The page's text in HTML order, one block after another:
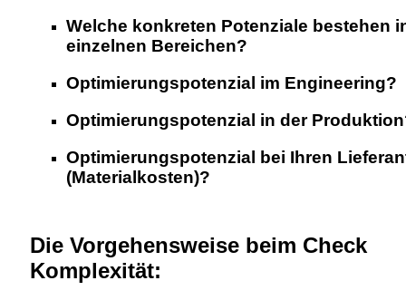
Welche konkreten Potenziale bestehen
einzelnen Bereichen?
Optimierungspotenzial im Engineering?
Optimierungspotenzial in der
Optimierungspotenzial bei Ihren
(Materialkosten)?
Die Vorgehensweise beim Check
Komplexität: